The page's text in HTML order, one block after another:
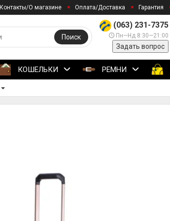
Контакты/О магазине Оплата/Доставка Гарантия
(063) 231-7375
Пн—Нд 8:30—21:00
Задать вопрос
Поиск
КОШЕЛЬКИ РЕМНИ